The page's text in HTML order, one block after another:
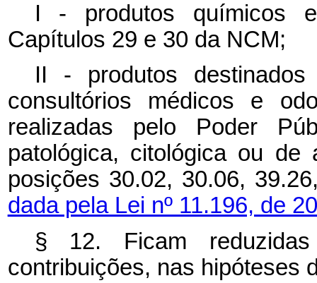
I - produtos químicos e
Capítulos 29 e 30 da NCM;
II - produtos
consultórios médicos e
realizadas pelo Poder
patológica, citológica ou de
posições 30.02, 30.06,
dada pela Lei nº 11.196, de
§ 12. Ficam
contribuições, nas hipóteses